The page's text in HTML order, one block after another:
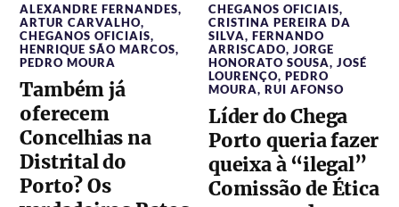
ALEXANDRE FERNANDES,
ARTUR CARVALHO,
CHEGANOS OFICIAIS,
HENRIQUE SÃO MARCOS,
PEDRO MOURA
Também já
oferecem
Concelhias na
Distrital do
Porto? Os
CHEGANOS OFICIAIS,
CRISTINA PEREIRA DA
SILVA,FERNANDO
ARRISCADO,JORGE
HONORATO SOUSA,JOSÉ
LOURENÇO,PEDRO
MOURA,RUI AFONSO
Líder do Chega
Porto queria fazer
queixa à “ilegal”
Comissão de Ética